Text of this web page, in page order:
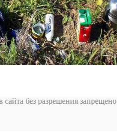
без разрешения запрещено